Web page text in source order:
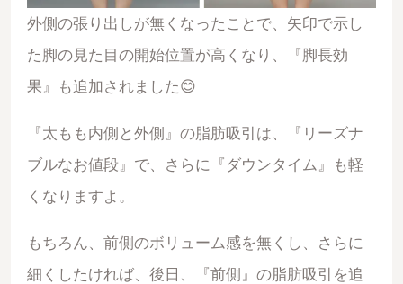
外側の張り出しが無くなったことで、矢印で示し
た脚の見た目の開始位置が高くなり、『脚長効
果』も追加されました😊
『太もも内側と外側』の脂肪吸引は、『リーズナ
ブルなお値段』で、さらに『ダウンタイム』も軽
くなりますよ。
もちろん、前側のボリューム感を無くし、さらに
細くしたければ、後日、『前側』の脂肪吸引を追